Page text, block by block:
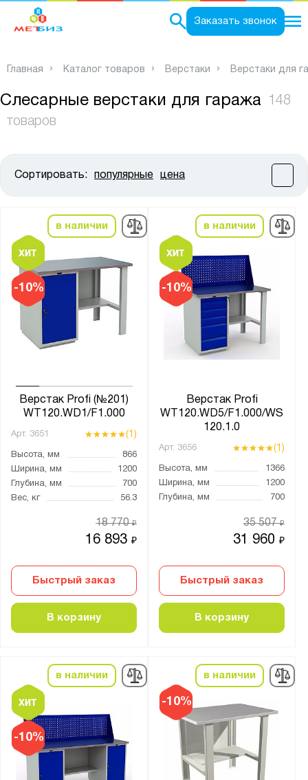
Заказать звонок
Главная Каталог товаров Верстаки Верстаки для
Слесарные верстаки для гаража
148
товаров
Сортировать: популярные цена
-10%
в наличии
Верстак Profi (№201)
WT120.WD1/F1.000
Арт. 3651 (1)
Высота, мм
866
Ширина, мм
1200
Глубина, мм
700
Вес, кг
56.3
16 893₽
18 770₽
Быстрый заказ
В корзину
-10%
в наличии
Верстак Profi
WT120.WD5/F1.000/WS
120.1.0
Арт. 3656 (1)
Высота, мм
1366
Ширина, мм
1200
Глубина, мм
700
31 960₽
35 507₽
Быстрый заказ
В корзину
-10%
в наличии
-10%
в наличии
Высота, мм:
от до
Ширина, мм:
до
от до
Экран:
1 экран
1 экран c подсветкой
1 экран и крепление для светильника
1 экран и освещение
2 экрана
2 экрана и крепление для светильника
2 экрана и освещение
2 экрана с подсветкой
Опция
С освещением
Тип покрытия поверхности:
монолитный поликарбонат
оцинкованное